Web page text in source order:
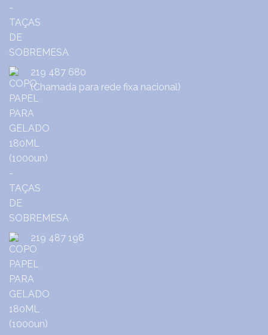
219 487 680
(Chamada para rede fixa nacional)
219 487 198